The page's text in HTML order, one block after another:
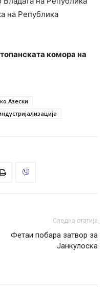
на Република
комора на
Азески
Следна статија
Фетаи побара затвор за
Јанкулоска